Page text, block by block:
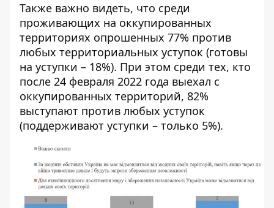
Также важно видеть, что среди
проживающих на оккупированных
территориях опрошенных 77% против
любых территориальных уступок (готовы
на уступки – 18%). При этом среди тех, кто
после 24 февраля 2022 года выехал с
оккупированных территорий, 82%
выступают против любых уступок
(поддерживают уступки – только 5%).